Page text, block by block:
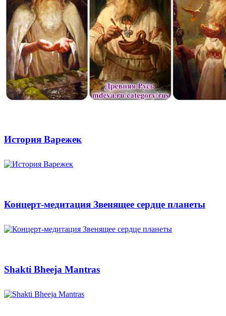
История Варежек
Концерт-медитация Звенящее сердце планеты
Shakti Bheeja Mantras